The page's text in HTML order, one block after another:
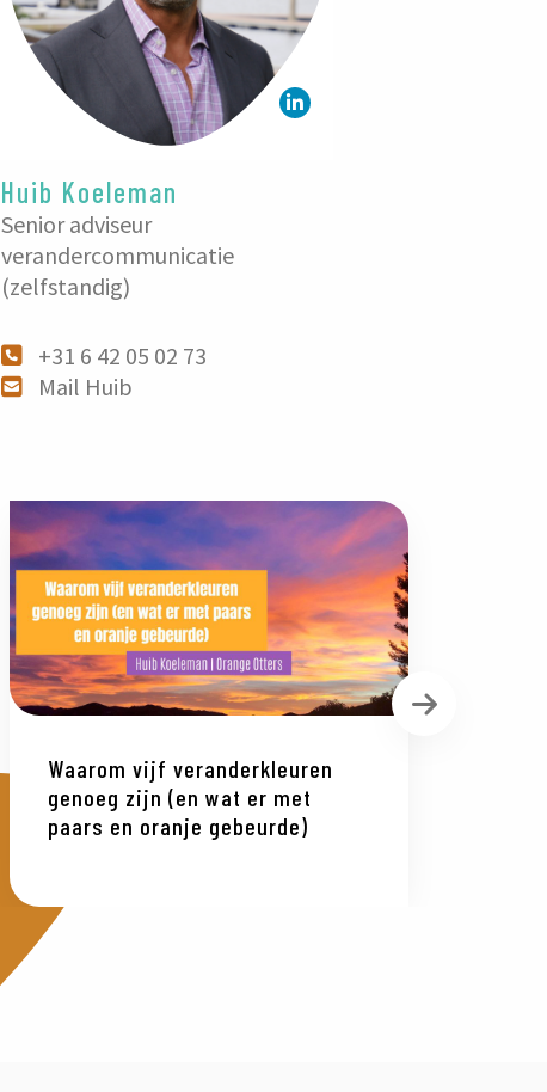
Huib Koeleman
Senior adviseur
verandercommunicatie
(zelfstandig)
+31 6 42 05 02 73
Mail Huib
Waarom vijf veranderkleuren
genoeg zijn (en wat er met
paars en oranje gebeurde)
Volgende